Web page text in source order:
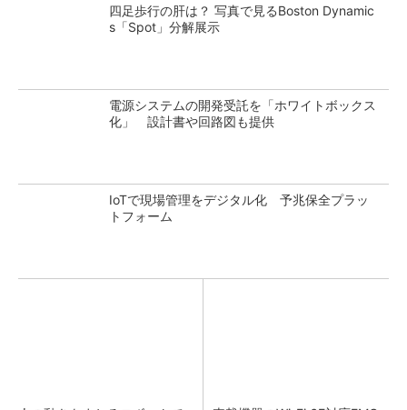
四足歩行の肝は？ 写真で見るBoston Dynamic
s「Spot」分解展示
電源システムの開発受託を「ホワイトボックス
化」 設計書や回路図も提供
IoTで現場管理をデジタル化 予兆保全プラッ
トフォーム